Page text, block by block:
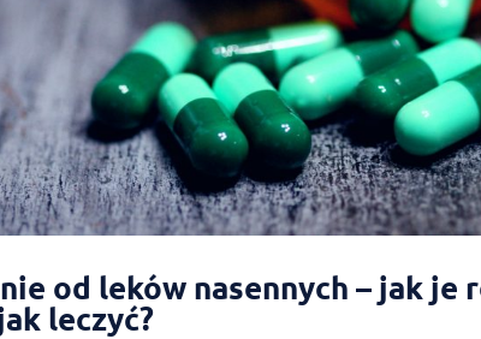
od leków nasennych – jak je
leczyć?